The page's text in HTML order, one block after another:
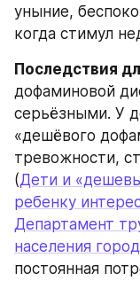
уныние,
когда стимул
Последствия
дофаминовой
серьёзными. У
«дешёвого
тревожности,
(Дети и
ребенку
Департамент
населения
постоянная